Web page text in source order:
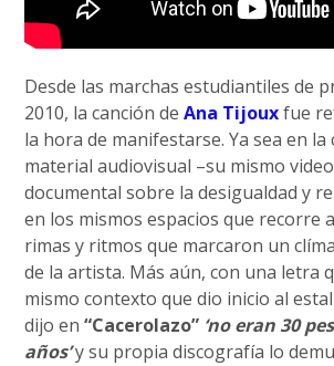
Desde las marchas estudiantiles de
2010, la canción deAna Tijouxfue
la hora de manifestarse. Ya sea en la
material audiovisual –su mismo
documental sobre la desigualdad y
en los mismos espacios que recorre
rimas y ritmos que marcaron un
de la artista. Más aún, con una letra
mismo contexto que dio inicio al
dijo en“Cacerolazo” ‘no eran 30
años’y su propia discografía lo